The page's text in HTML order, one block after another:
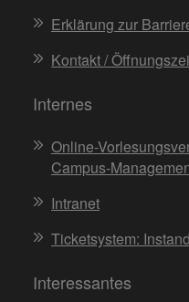
Erklärung zur
Kontakt /
Internes
Online-
Campus-
Intranet
Ticketsystem:
Interessantes